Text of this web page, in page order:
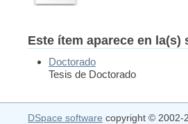
Este ítem aparece en
Doctorado
Tesis de Doctorado
DSpace software copyright © 2002-